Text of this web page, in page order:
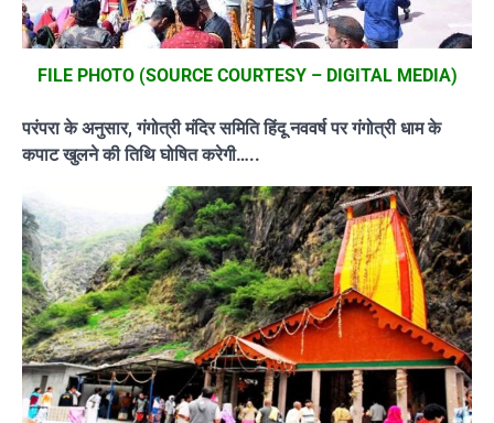
FILE PHOTO (SOURCE COURTESY – DIGITAL MEDIA)
परंपरा के अनुसार, गंगोत्री मंदिर समिति हिंदू नववर्ष पर गंगोत्री धाम के
कपाट खुलने की तिथि घोषित करेगी…..